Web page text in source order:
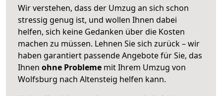
Wir verstehen, dass der Umzug an sich schon
stressig genug ist, und wollen Ihnen dabei
helfen, sich keine Gedanken über die Kosten
machen zu müssen. Lehnen Sie sich zurück – wir
haben garantiert passende Angebote für Sie, das
Ihnen ohne Probleme mit Ihrem Umzug von
Wolfsburg nach Altensteig helfen kann.